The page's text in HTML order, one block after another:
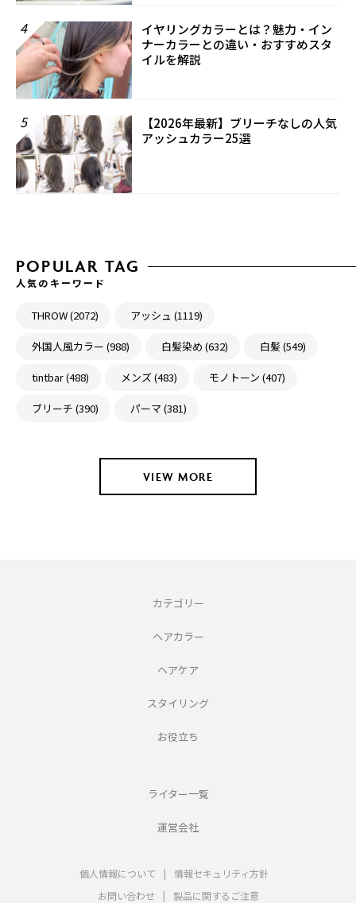
4
イヤリングカラーとは？魅力・イン
ナーカラーとの違い・おすすめスタ
イルを解説
5
【2026年最新】ブリーチなしの人気
アッシュカラー25選
POPULAR TAG
人気のキーワード
THROW (2072) アッシュ (1119)
外国人風カラー (988) 白髪染め (632) 白髪 (549)
tintbar (488) メンズ (483) モノトーン (407)
ブリーチ (390) パーマ (381)
VIEW MORE
カテゴリー
ヘアカラー
ヘアケア
スタイリング
お役立ち
ライター一覧
運営会社
個人情報について |
情報セキュリティ方針
お問い合わせ
| 製品に関するご注意